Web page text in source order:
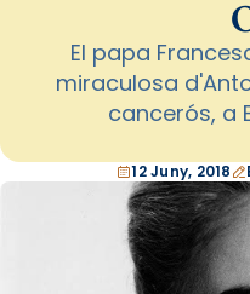
El papa
miraculosa
cancerós, a
12 Juny, 2018